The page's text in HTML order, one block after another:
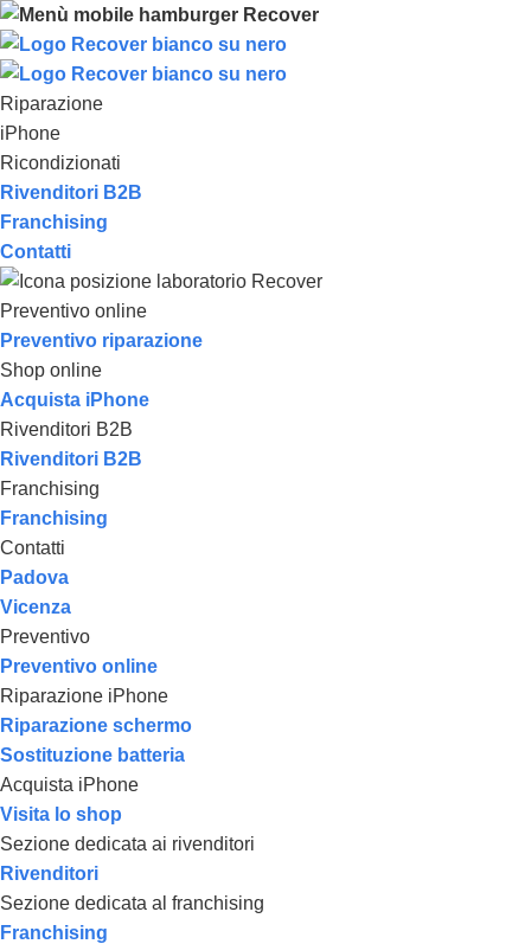
Riparazione
iPhone
Ricondizionati
Rivenditori B2B
Franchising
Contatti
Preventivo online
Preventivo riparazione
Shop online
Acquista iPhone
Rivenditori B2B
Rivenditori B2B
Franchising
Franchising
Contatti
Padova
Vicenza
Preventivo
Preventivo online
Riparazione iPhone
Riparazione schermo
Sostituzione batteria
Acquista iPhone
Visita lo shop
Sezione dedicata ai rivenditori
Rivenditori
Sezione dedicata al franchising
Franchising